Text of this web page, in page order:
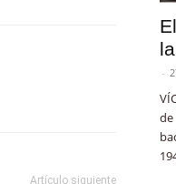
Artículo siguiente
-
de